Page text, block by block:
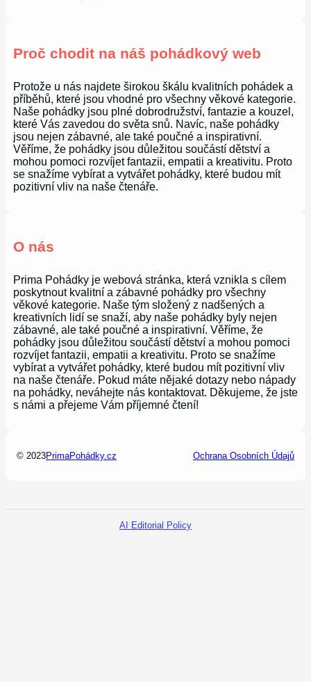
Proč chodit na náš pohádkový web
Protože u nás najdete širokou škálu kvalitních pohádek a
příběhů, které jsou vhodné pro všechny věkové kategorie.
Naše pohádky jsou plné dobrodružství, fantazie a kouzel,
které Vás zavedou do světa snů. Navíc, naše pohádky
jsou nejen zábavné, ale také poučné a inspirativní.
Věříme, že pohádky jsou důležitou součástí dětství a
mohou pomoci rozvíjet fantazii, empatii a kreativitu. Proto
se snažíme vybírat a vytvářet pohádky, které budou mít
pozitivní vliv na naše čtenáře.
O nás
Prima Pohádky je webová stránka, která vznikla s cílem
poskytnout kvalitní a zábavné pohádky pro všechny
věkové kategorie. Naše tým složený z nadšených a
kreativních lidí se snaží, aby naše pohádky byly nejen
zábavné, ale také poučné a inspirativní. Věříme, že
pohádky jsou důležitou součástí dětství a mohou pomoci
rozvíjet fantazii, empatii a kreativitu. Proto se snažíme
vybírat a vytvářet pohádky, které budou mít pozitivní vliv
na naše čtenáře. Pokud máte nějaké dotazy nebo nápady
na pohádky, neváhejte nás kontaktovat. Děkujeme, že jste
s námi a přejeme Vám příjemné čtení!
© 2023PrimaPohádky.cz Ochrana Osobních Údajů
AI Editorial Policy